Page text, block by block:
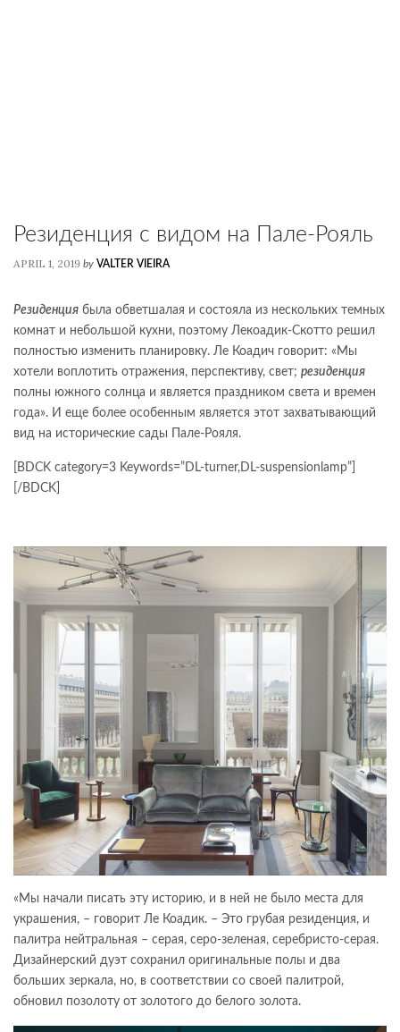
Резиденция с видом на Пале-Рояль
APRIL 1, 2019 by VALTER VIEIRA
Резиденция была обветшалая и состояла из нескольких темных
комнат и небольшой кухни, поэтому Лекоадик-Скотто решил
полностью изменить планировку. Ле Коадич говорит: «Мы
хотели воплотить отражения, перспективу, свет; резиденция
полны южного солнца и является праздником света и времен
года». И еще более особенным является этот захватывающий
вид на исторические сады Пале-Рояля.
[BDCK category=3 Keywords=”DL-turner,DL-suspensionlamp”]
[/BDCK]
«Мы начали писать эту историю, и в ней не было места для
украшения, – говорит Ле Коадик. – Это грубая резиденция, и
палитра нейтральная – серая, серо-зеленая, серебристо-серая.
Дизайнерский дуэт сохранил оригинальные полы и два
больших зеркала, но, в соответствии со своей палитрой,
обновил позолоту от золотого до белого золота.